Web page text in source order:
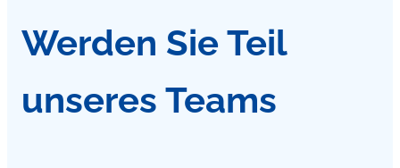
Werden Sie Teil
unseres Teams